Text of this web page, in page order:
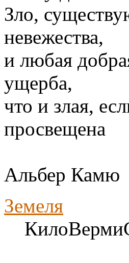
Зло,
невежества,
и любая
ущерба,
что и злая,
просвещена
Альбер Камю
Земеля